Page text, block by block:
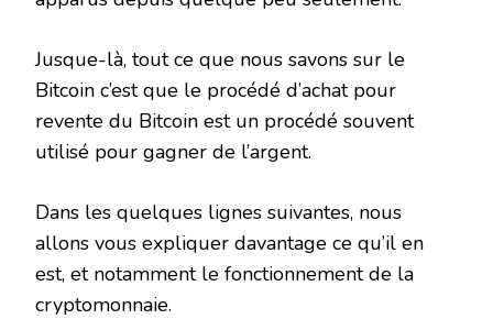
Jusque-là, tout ce que nous savons sur le
Bitcoin c’est que le procédé d’achat pour
revente du Bitcoin est un procédé souvent
utilisé pour gagner de l’argent.
Dans les quelques lignes suivantes, nous
allons vous expliquer davantage ce qu’il en
est, et notamment le fonctionnement de la
cryptomonnaie.